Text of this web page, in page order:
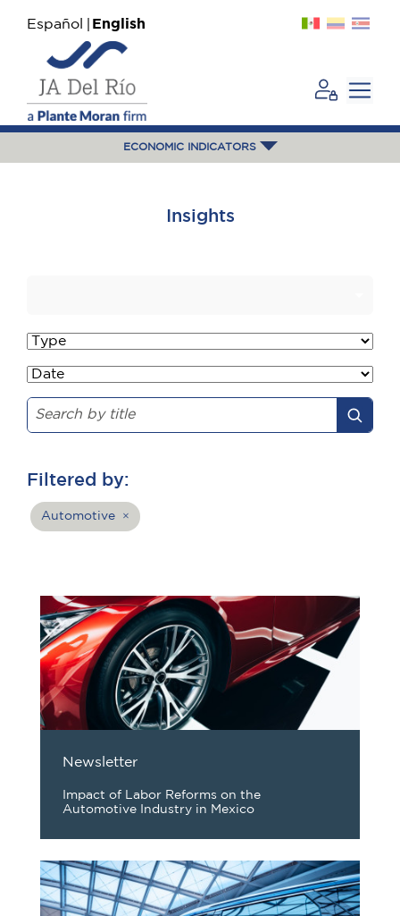
Español English
ECONOMIC INDICATORS
Insights
Filtered by:
Automotive ×
Newsletter
Impact of Labor Reforms on the
Automotive Industry in Mexico